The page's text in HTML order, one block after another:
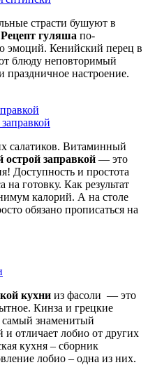
страсти бушуют в
гуляша по-
эмоций. Кенийский перец в
блюду неповторимый
праздничное настроение.
салатиков. Витаминный
острой заправкой — это
Доступность и простота
на готовку. Как результат
калорий. А на столе
обязано прописаться на
кухни из фасоли — это
Кинза и грецкие
знаменитый
и отличает лобио от других
кухня – сборник
лобио – одна из них.